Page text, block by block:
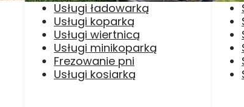
Usługi ładowarką
Usługi koparką
Usługi wiertnicą
Usługi minikoparką
Frezowanie pni
Usługi kosiarką